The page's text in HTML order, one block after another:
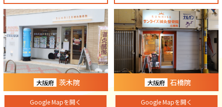
大阪府 茨木院
Google Mapを開く
大阪府 石橋院
Google Mapを開く